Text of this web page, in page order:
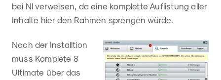
bei NI verweisen, da eine komplette Auflistung aller
Inhalte hier den Rahmen sprengen würde.
Nach der Installtion
muss Komplete 8
Ultimate über das